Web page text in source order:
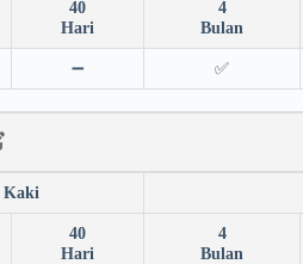
40
Hari
4
Bulan
➖ ✅
Kaki
40
Hari
4
Bulan